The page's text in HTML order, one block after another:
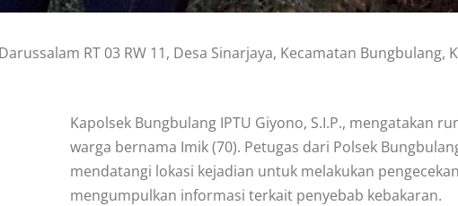
RT 03 RW 11, Desa Sinarjaya, Kecamatan
Kapolsek Bungbulang IPTU Giyono, S.I.P., mengatakan
warga bernama Imik (70). Petugas dari Polsek
mendatangi lokasi kejadian untuk melakukan
mengumpulkan informasi terkait penyebab kebakaran.